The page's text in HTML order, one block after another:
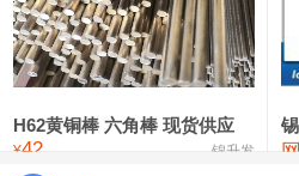
铸造铝合金锭(ZLD104)
压铸锌合金锭 26,500—26,700
氯化镍 38,300—40,300
H62黄铜棒 六角棒 现货供应
¥42 锦升发